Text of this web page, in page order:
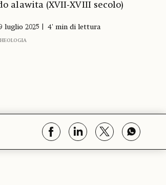
alawita (XVII-XVIII secolo)
luglio 2025 4' min di lettura